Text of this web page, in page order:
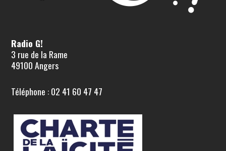
Radio G!
3 rue de la Rame
49100 Angers
Téléphone : 02 41 60 47 47